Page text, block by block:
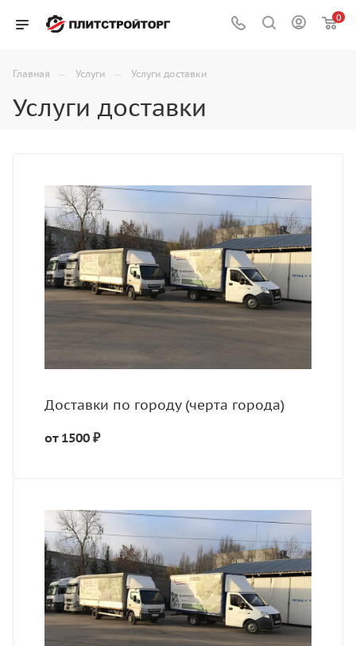
0
Главная — Услуги — Услуги доставки
Услуги доставки
Доставки по городу (черта города)
от 1500 ₽